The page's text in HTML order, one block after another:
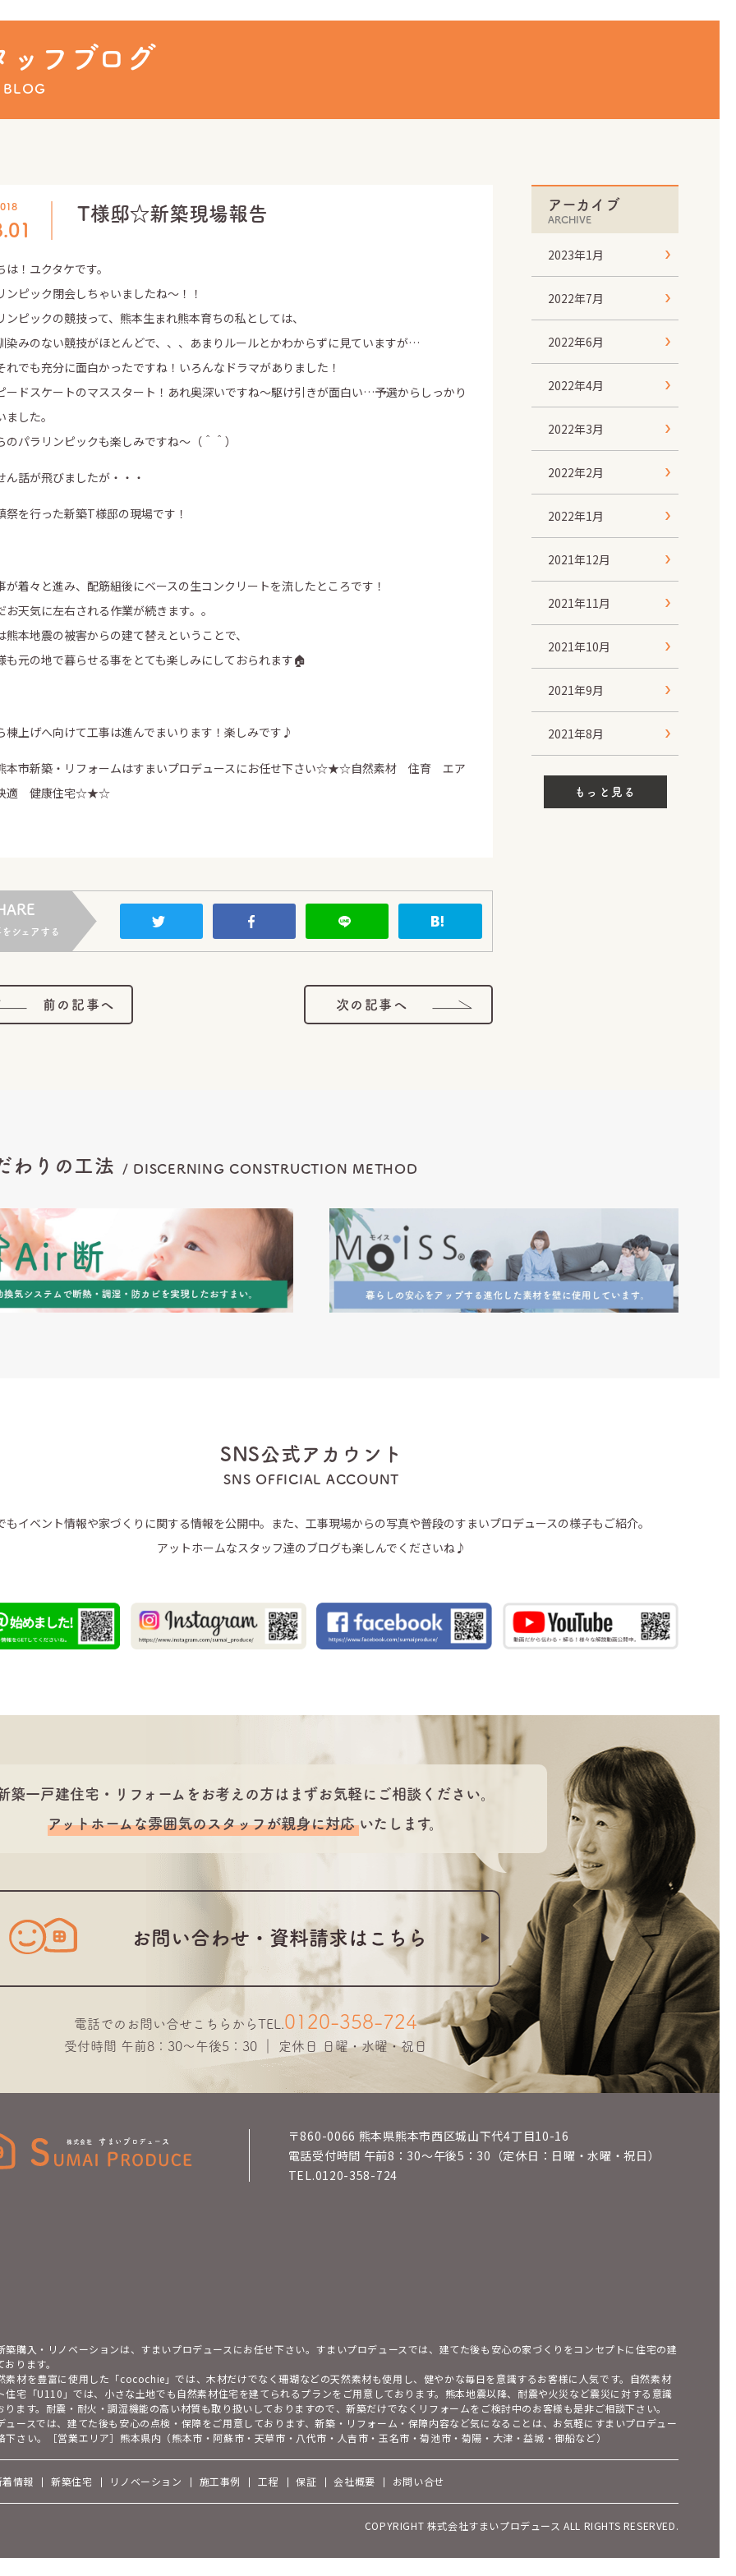
ッフブログ
BLOG
T様邸☆新築現場報告
は！ユクタケです。
ンピック閉会しちゃいましたね～！！
ンピックの競技って、熊本生まれ熊本育ちの私としては、
染みのない競技がほとんどで、、、あまりルールとかわからずに見ていますが…
れでも充分に面白かったですね！いろんなドラマがありました！
ードスケートのマススタート！あれ奥深いですね～駆け引きが面白い…予選からしっかり
した。
のパラリンピックも楽しみですね～（＾＾）
ん話が飛びましたが・・・
祭を行った新築T様邸の現場です！
が着々と進み、配筋組後にベースの生コンクリートを流したところです！
お天気に左右される作業が続きます。。
熊本地震の被害からの建て替えということで、
も元の地で暮らせる事をとても楽しみにしておられます🏠
棟上げへ向けて工事は進んでまいります！楽しみです♪
市新築・リフォームはすまいプロデュースにお任せ下さい☆★☆自然素材 住育 エア
適 健康住宅☆★☆
シェアする
前の記事へ 次の記事へ
アーカイブ
ARCHIVE
2023年1月
2022年7月
2022年6月
2022年4月
2022年3月
2022年2月
2022年1月
2021年12月
2021年11月
2021年10月
2021年9月
2021年8月
もっと見る
わりの工法 / DISCERNING CONSTRUCTION METHOD
SNS公式アカウント
SNS OFFICIAL ACCOUNT
もイベント情報や家づくりに関する情報を公開中。また、工事現場からの写真や普段のすまいプロデュースの様子もご紹介。
アットホームなスタッフ達のブログも楽しんでくださいね♪
築一戸建住宅・リフォームをお考えの方は まずお気軽にご相談ください。
アットホームな雰囲気のスタッフが親身に対応いたします。
お問い合わせ・資料請求はこちら
電話でのお問い合せこちらからTEL. 0120-358-724
受付時間 午前8：30～午後5：30 ｜ 定休日 日曜・水曜・祝日
〒860-0066 熊本県熊本市西区城山下代4丁目10-16
電話受付時間 午前8：30～午後5：30（定休日：日曜・水曜・祝日）
TEL.0120-358-724
築購入・リノベーションは、すまいプロデュースにお任せ下さい。すまいプロデュースでは、建てた後も安心の家づくりをコンセプトに住宅の建
ります。
素材を豊富に使用した「cocochie」では、木材だけでなく珊瑚などの天然素材も使用し、健やかな毎日を意識するお客様に人気です。自然素材
住宅「U110」では、小さな土地でも自然素材住宅を建てられるプランをご用意しております。熊本地震以降、耐震や火災など震災に対する意識
ります。耐震・耐火・調湿機能の高い材質も取り扱いしておりますので、新築だけでなくリフォームをご検討中のお客様も是非ご相談下さい。
ュースでは、建てた後も安心の点検・保障をご用意しております、新築・リフォーム・保障内容など気になることは、お気軽にすまいプロデュー
下さい。［営業エリア］熊本県内（熊本市・阿蘇市・天草市・八代市・人吉市・玉名市・菊池市・菊陽・大津・益城・御船など）
着情報 新築住宅 リノベーション 施工事例 工程 保証 会社概要 お問い合せ
COPYRIGHT 株式会社すまいプロデュース ALL RIGHTS RESERVED.